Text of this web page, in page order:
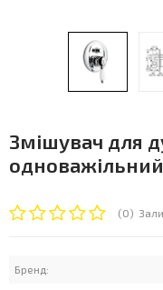
Змішувач для
(0)
Бренд: